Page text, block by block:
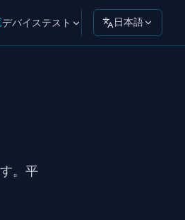
デバイステスト 日本語
。平